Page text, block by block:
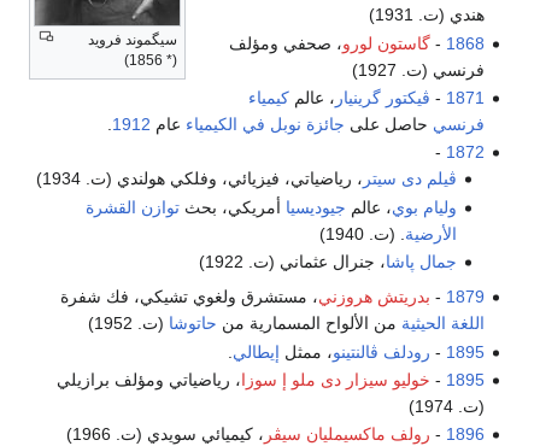
سيگموند فرويد
(* 1856)
هندي (ت. 1931)
1868
-گاستون لورو، صحفي ومؤلف
فرنسي (ت. 1927)
1871
- ڤيكتور گرينيار ، عالمكيمياء
فرنسي حاصل على جائزة نوبل في الكيمياء عام 1912
1872
-
ڤيلم دى سيتر ، رياضياتي، فيزيائي، وفلكي هولندي (ت. 1934)
وليام بوي، عالم جيوديسيا أمريكي، بحث توازن القشرة
الأرضية . (ت. 1940)
جمال پاشا، جنرال عثماني (ت. 1922)
1879
- بدريتش هروزني، مستشرق ولغوي تشيكي، فك شفرة
اللغة الحيثية من الألواح المسمارية من حاتوشا (ت. 1952)
1895
- رودلف ڤالنتينو، ممثل إيطالي
1895
- خوليو سيزار دى ملو إ سوزا، رياضياتي ومؤلف برازيلي
(ت. 1974)
1896
- رولف ماكسيمليان سيڤر ، كيميائي سويدي (ت. 1966)